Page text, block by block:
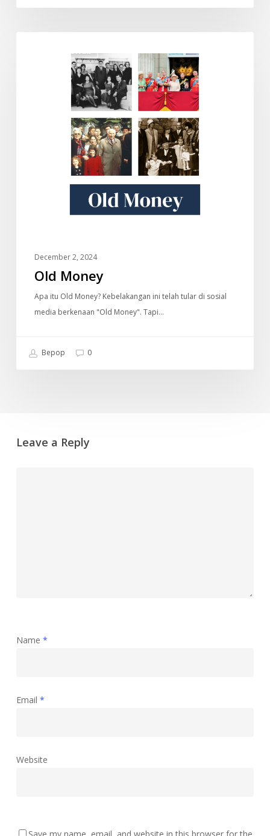
DOKUMENTARI
December 2, 2024
Old Money
Apa itu Old Money? Kebelakangan ini telah tular di sosial
media berkenaan "Old Money". Tapi…
Bepop 0
Leave a Reply
Name *
Email *
Website